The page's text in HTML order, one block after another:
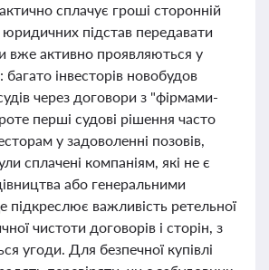
сплачує гроші сторонній
юридичних підстав передавати
активно проявляються у
багато інвесторів новобудов
через договори з "фірмами-
перші судові рішення часто
у задоволенні позовів,
сплачені компаніям, які не є
або генеральними
підкреслює важливість ретельної
чистоти договорів і сторін, з
угоди. Для безпечної купівлі